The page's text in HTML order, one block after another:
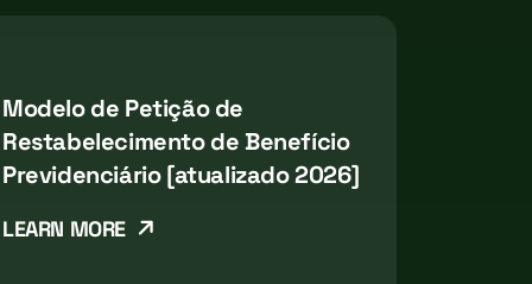
Modelo de Petição de
Restabelecimento de Benefício
Previdenciário [atualizado 2026]
LEARN MORE